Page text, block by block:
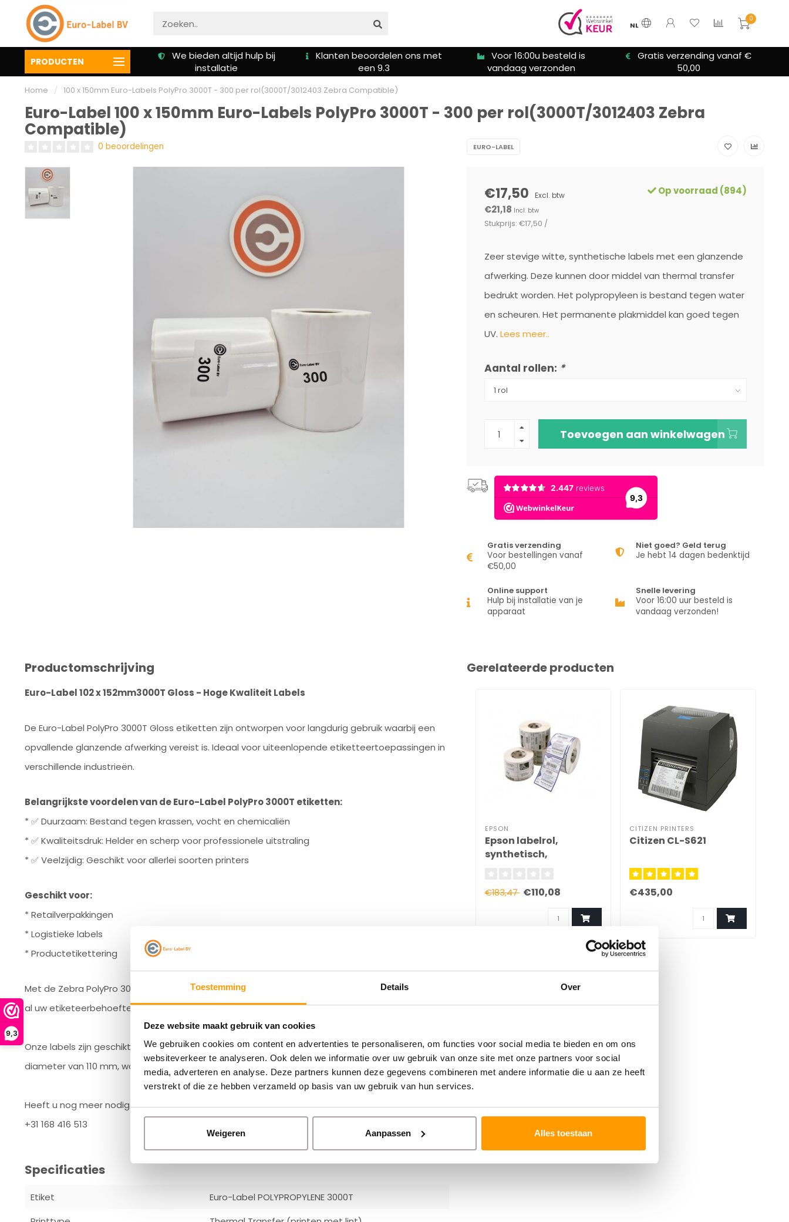
Toestemming Details Over
Deze website maakt gebruik van cookies
We gebruiken cookies om content en advertenties te personaliseren, om functies voor social media te bieden en om ons
websiteverkeer te analyseren. Ook delen we informatie over uw gebruik van onze site met onze partners voor social
media, adverteren en analyse. Deze partners kunnen deze gegevens combineren met andere informatie die u aan ze heeft
verstrekt of die ze hebben verzameld op basis van uw gebruik van hun services.
Weigeren Aanpassen Alles toestaan
9,3
NL
0
PRODUCTEN
Gratis verzending vanaf €
50,00
We bieden altijd hulp bij
installatie
Klanten beoordelen ons met
een 9.3
Voor 16:00u besteld is
vandaag verzonden
Gratis verzending vanaf €
50,00
Home / 100 x 150mm Euro-Labels PolyPro 3000T - 300 per rol(3000T/3012403 Zebra Compatible)
Euro-Label 100 x 150mm Euro-Labels PolyPro 3000T - 300 per rol(3000T/3012403 Zebra
Compatible)
0 beoordelingen EURO-LABEL
€17,50 Excl. btw
€21,18 Incl. btw
Op voorraad (894)
Stukprijs: €17,50 /
Zeer stevige witte, synthetische labels met een glanzende
afwerking. Deze kunnen door middel van thermal transfer
bedrukt worden. Het polypropyleen is bestand tegen water
en scheuren. Het permanente plakmiddel kan goed tegen
UV. Lees meer..
Aantal rollen: *
Toevoegen aan winkelwagen
Gratis verzending
Voor bestellingen vanaf
€50,00
Niet goed? Geld terug
Je hebt 14 dagen bedenktijd
Online support
Hulp bij installatie van je
apparaat
Snelle levering
Voor 16:00 uur besteld is
vandaag verzonden!
Productomschrijving
Euro-Label 102 x 152mm3000T Gloss - Hoge Kwaliteit Labels
De Euro-Label PolyPro 3000T Gloss etiketten zijn ontworpen voor langdurig gebruik waarbij een
opvallende glanzende afwerking vereist is. Ideaal voor uiteenlopende etiketteertoepassingen in
verschillende industrieën.
Belangrijkste voordelen van de Euro-Label PolyPro 3000T etiketten:
* ✅ Duurzaam: Bestand tegen krassen, vocht en chemicaliën
* ✅ Kwaliteitsdruk: Helder en scherp voor professionele uitstraling
* ✅ Veelzijdig: Geschikt voor allerlei soorten printers
Geschikt voor:
* Retailverpakkingen
* Logistieke labels
* Productetikettering
Met de Zebra PolyPro 3000T etiketten kiest u voor betrouwbare kwaliteit en duurzaamheid voor
al uw etiketeerbehoeften.
Onze labels zijn geschikt voor een breed scala aan labeldesktopprinters met een maximale rol-
diameter van 110 mm, waaronder bekende merken zoals Zebra(
) en Durapos( EL-2180
Heeft u nog meer nodig dan de aangegeven staffel? Bel ons zeker even op!
+31 168 416 513
Specificaties
Etiket
Euro-Label POLYPROPYLENE 3000T
Gerelateerde producten
EPSON
Epson labelrol,
synthetisch,
€183,47 €110,08
CITIZEN PRINTERS
Citizen CL-S621
€435,00